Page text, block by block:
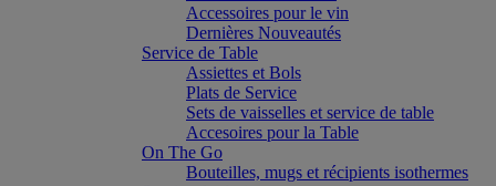
Accessoires pour le vin
Dernières Nouveautés
Service de Table
Assiettes et Bols
Plats de Service
Sets de vaisselles et service de table
Accesoires pour la Table
On The Go
Bouteilles, mugs et récipients isothermes